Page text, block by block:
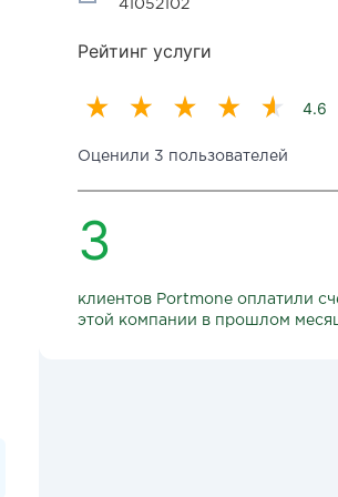
41052102
Рейтинг услуги
4.6
Оценили 3 пользователей
3
клиентов Portmone оплатили
этой компании в прошлом